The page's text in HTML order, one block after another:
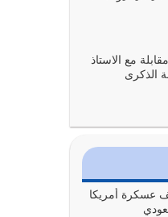
الأبدية
في…
مع الاستاذ
الذكرى
عسكرة أمريكا